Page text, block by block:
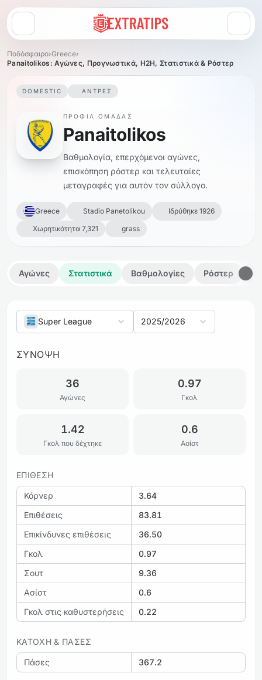
Άνοιγμα μενού
Ποδόσφαιρο›Greece›
Panaitolikos: Αγώνες, Προγνωστικά, H2H, Στατιστικά & Ρόστερ
DOMESTIC ΆΝΤΡΕΣ
ΠΡΟΦΊΛ ΟΜΆΔΑΣ
Panaitolikos
Βαθμολογία, επερχόμενοι αγώνες,
επισκόπηση ρόστερ και τελευταίες
μεταγραφές για αυτόν τον σύλλογο.
Greece Stadio Panetolikou
Ιδρύθηκε 1926
Χωρητικότητα 7,321
grass
Αγώνες Στατιστικά Βαθμολογίες Ρόστερ
Super League 2025/2026
ΣΎΝΟΨΗ
36
Αγώνες
0.97
Γκολ
1.42
Γκολ που δέχτηκε
0.6
Ασίστ
ΕΠΊΘΕΣΗ
Κόρνερ
3.64
Επιθέσεις
83.81
Επικίνδυνες επιθέσεις
36.50
Γκολ
0.97
Σουτ
9.36
Ασίστ
0.6
Γκολ στις καθυστερήσεις
0.22
ΚΑΤΟΧΉ & ΠΆΣΕΣ
Πάσες 367.2